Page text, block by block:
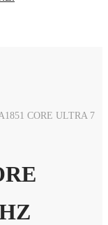
CORE ULTRA 7